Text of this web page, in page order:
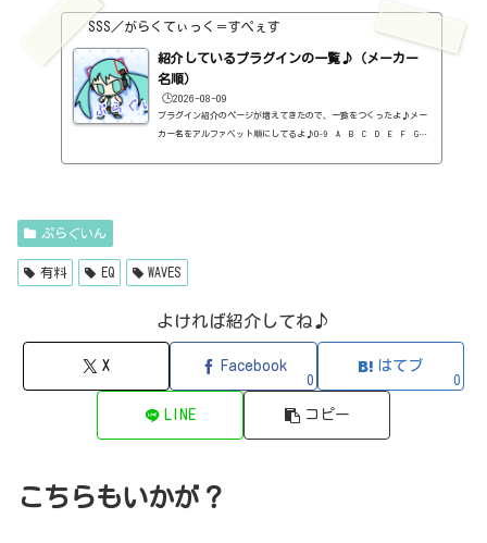
料）2B DELAYED CLASSIC（2B Played Music・ディレイ・有料）2B RE
VERBED（2B Played Music・リバーブ・有料）2B Shaped Filter（2
B Played Music・フィルタープラグイン・有料）3-Band EQ（Kilohe
arts・EQ・無料）40'S VERY OWN DRUMS（NATIVE INSTRUMENTS・ドラ
ム...
SSS／がらくてぃっく＝すぺぇす
紹介しているプラグインの一覧♪（メーカー
名順）
🕒️2026-08-09
プラグイン紹介のページが増えてきたので、一覧をつくったよ♪メー
カー名をアルファベット順にしてるよ♪0-9 A B C D E F G
ップ...
ぷらぐいん
有料 EQ WAVES
よければ紹介してね♪
X Facebook
0
はてブ
0
LINE コピー
こちらもいかが？